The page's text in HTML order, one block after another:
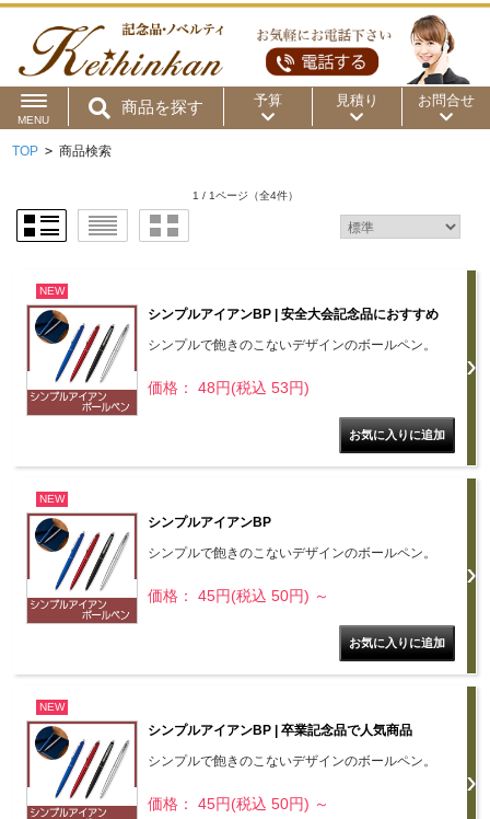
MENU
商品を探す 予算
用途から
商品カテゴリ
～300円 ～500円 ～1,000円
～10,000円
～15,000円 ～20,000円
～50,000円
見積り お問合せ
TOP > 商品検索
1 / 1ページ （全4件）
NEW
シンプルアイアンBP | 安全大会記念品におすすめ
シンプルで飽きのこないデザインのボールペン。
価格： 48円(税込 53円)
NEW
シンプルアイアンBP
シンプルで飽きのこないデザインのボールペン。
価格： 45円(税込 50円) ～
NEW
シンプルアイアンBP | 卒業記念品で人気商品
シンプルで飽きのこないデザインのボールペン。
価格： 45円(税込 50円) ～